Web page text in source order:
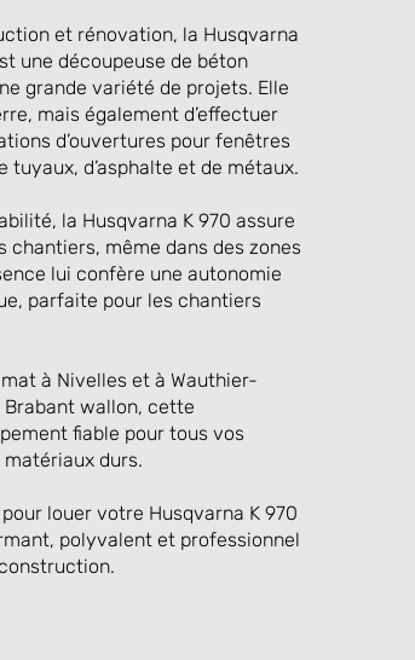
et rénovation, la Husqvarna
une découpeuse de béton
grande variété de projets. Elle
mais également d’effectuer
d’ouvertures pour fenêtres
d’asphalte et de métaux.
la Husqvarna K 970 assure
même dans des zones
lui confère une autonomie
parfaite pour les chantiers
à Nivelles et à Wauthier-
Brabant wallon, cette
fiable pour tous vos
durs.
louer votre Husqvarna K 970
polyvalent et professionnel